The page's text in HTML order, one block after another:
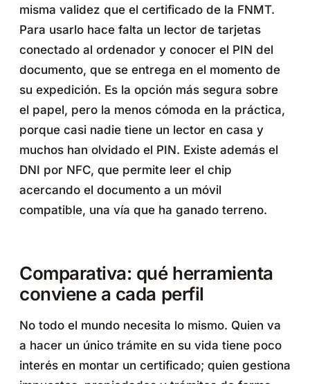
misma validez que el certificado de la FNMT.
Para usarlo hace falta un lector de tarjetas
conectado al ordenador y conocer el PIN del
documento, que se entrega en el momento de
su expedición. Es la opción más segura sobre
el papel, pero la menos cómoda en la práctica,
porque casi nadie tiene un lector en casa y
muchos han olvidado el PIN. Existe además el
DNI por NFC, que permite leer el chip
acercando el documento a un móvil
compatible, una vía que ha ganado terreno.
Comparativa: qué herramienta
conviene a cada perfil
No todo el mundo necesita lo mismo. Quien va
a hacer un único trámite en su vida tiene poco
interés en montar un certificado; quien gestiona